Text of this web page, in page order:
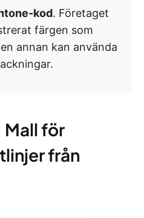
kod. Företaget
färgen som
annan kan använda
Mall för
från